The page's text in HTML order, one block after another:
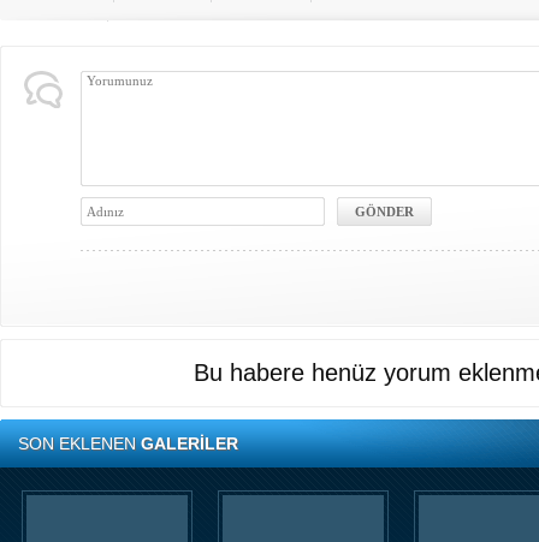
Bu habere henüz yorum
SON EKLENENGALERİLER